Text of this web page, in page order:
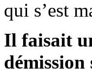
qui s’est
Il faisait
démission